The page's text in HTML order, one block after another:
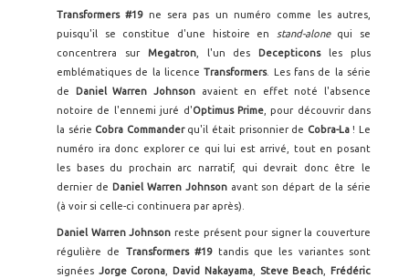
Transformers #19 ne sera pas un numéro comme les autres,
puisqu'il se constitue d'une histoire en
stand-alone qui se
concentrera sur Megatron, l'un des Decepticons
les plus
emblématiques de la licenceTransformers. Les fans de la série
de
Daniel Warren Johnson
avaient en effet noté l'absence
notoire de l'ennemi juré d'Optimus Prime, pour découvrir dans
la série Cobra Commander qu'il était prisonnier de Cobra-La! Le
numéro ira donc explorer ce qui lui est arrivé, tout en posant
les bases du prochain arc narratif, qui devrait donc être le
dernier de Daniel Warren Johnson avant son départ de la série
(à voir si celle-ci continuera par après).
Daniel Warren Johnson reste présent pour signer la couverture
régulière de Transformers #19 tandis que les variantes sont
signées Jorge Corona David Nakayama, Steve Beach
Frédéric